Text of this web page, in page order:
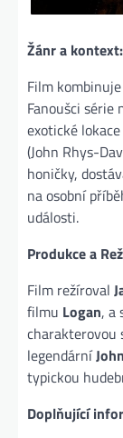
Žánr a kontext:
Film
Fanoušci série
exotické
(John Rhys-
honičky,
na osobní
události​.
Produkce a
Film režíroval
filmu Logan, a
charakterovou
legendární
typickou
Doplňující